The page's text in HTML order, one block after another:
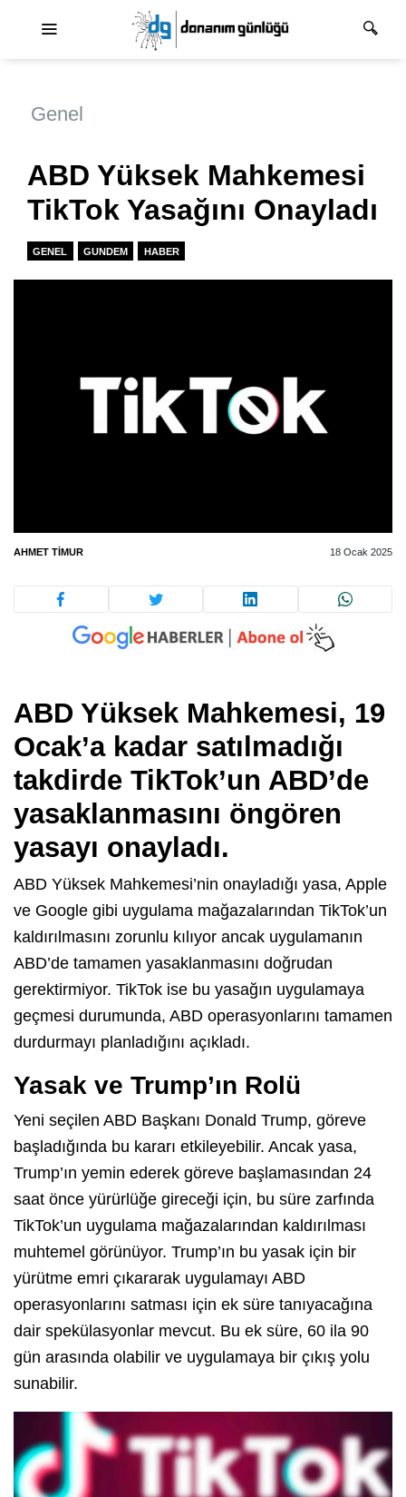
Genel
ABD Yüksek Mahkemesi
TikTok Yasağını Onayladı
GENEL GUNDEM HABER
AHMET TIMUR 18 Ocak 2025
ABD Yüksek Mahkemesi, 19
Ocak’a kadar satılmadığı
takdirde TikTok’un ABD’de
yasaklanmasını öngören
yasayı onayladı.
ABD Yüksek Mahkemesi’nin onayladığı yasa, Apple
ve Google gibi uygulama mağazalarından TikTok’un
kaldırılmasını zorunlu kılıyor ancak uygulamanın
ABD’de tamamen yasaklanmasını doğrudan
gerektirmiyor. TikTok ise bu yasağın uygulamaya
geçmesi durumunda, ABD operasyonlarını tamamen
durdurmayı planladığını açıkladı.
Yasak ve Trump’ın Rolü
Yeni seçilen ABD Başkanı Donald Trump, göreve
başladığında bu kararı etkileyebilir. Ancak yasa,
Trump’ın yemin ederek göreve başlamasından 24
saat önce yürürlüğe gireceği için, bu süre zarfında
TikTok’un uygulama mağazalarından kaldırılması
muhtemel görünüyor. Trump’ın bu yasak için bir
yürütme emri çıkararak uygulamayı ABD
operasyonlarını satması için ek süre tanıyacağına
dair spekülasyonlar mevcut. Bu ek süre, 60 ila 90
gün arasında olabilir ve uygulamaya bir çıkış yolu
sunabilir.